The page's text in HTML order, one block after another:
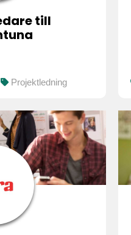
till
Projektledning